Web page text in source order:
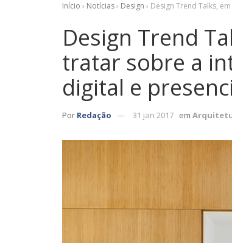
Início › Notícias› Design › Design Trend Talks,
Design Trend
tratar sobre a
digital e
Por Redação 31 jan 2017 em